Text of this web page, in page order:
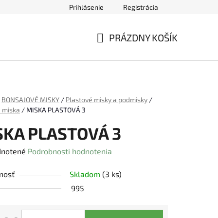
Prihlásenie Registrácia
PRÁZDNY KOŠÍK
BONSAJOVÉ MISKY / Plastové misky a podmisky /
miska / MISKA PLASTOVÁ 3
PLASTOVÁ 3
Podrobnosti hodnotenia
Skladom (3 ks)
995